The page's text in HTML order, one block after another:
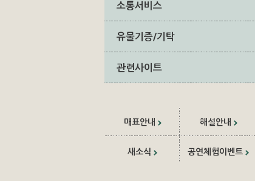
소통서비스
유물기증/기탁
관련사이트
매표안내 해설안내
새소식 공연체험이벤트